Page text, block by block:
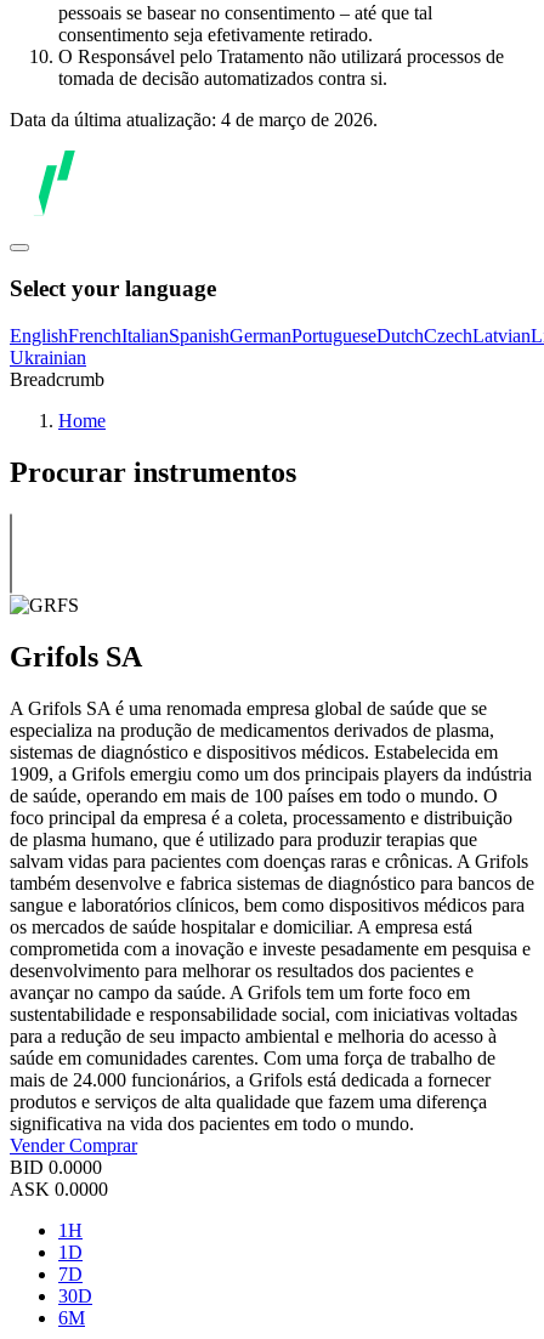
pessoais se basear no consentimento – até que tal
consentimento seja efetivamente retirado.
O Responsável pelo Tratamento não utilizará processos de
tomada de decisão automatizados contra si.
Data da última atualização: 4 de março de 2026.
Select your language
EnglishFrenchItalianSpanishGermanPortugueseDutchCzechLatvian
Ukrainian
Breadcrumb
Home
Procurar instrumentos
Grifols SA
A Grifols SA é uma renomada empresa global de saúde que se
especializa na produção de medicamentos derivados de plasma,
sistemas de diagnóstico e dispositivos médicos. Estabelecida em
1909, a Grifols emergiu como um dos principais players da indústria
de saúde, operando em mais de 100 países em todo o mundo. O
foco principal da empresa é a coleta, processamento e distribuição
de plasma humano, que é utilizado para produzir terapias que
salvam vidas para pacientes com doenças raras e crônicas. A Grifols
também desenvolve e fabrica sistemas de diagnóstico para bancos de
sangue e laboratórios clínicos, bem como dispositivos médicos para
os mercados de saúde hospitalar e domiciliar. A empresa está
comprometida com a inovação e investe pesadamente em pesquisa e
desenvolvimento para melhorar os resultados dos pacientes e
avançar no campo da saúde. A Grifols tem um forte foco em
sustentabilidade e responsabilidade social, com iniciativas voltadas
para a redução de seu impacto ambiental e melhoria do acesso à
saúde em comunidades carentes. Com uma força de trabalho de
mais de 24.000 funcionários, a Grifols está dedicada a fornecer
produtos e serviços de alta qualidade que fazem uma diferença
significativa na vida dos pacientes em todo o mundo.
VenderComprar
BID 0.0000
ASK 0.0000
1H
1D
7D
30D
6M